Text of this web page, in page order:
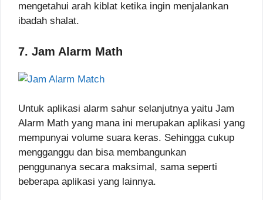
mengetahui arah kiblat ketika ingin menjalankan
ibadah shalat.
7. Jam Alarm Math
Untuk aplikasi alarm sahur selanjutnya yaitu Jam
Alarm Math yang mana ini merupakan aplikasi yang
mempunyai volume suara keras. Sehingga cukup
mengganggu dan bisa membangunkan
penggunanya secara maksimal, sama seperti
beberapa aplikasi yang lainnya.